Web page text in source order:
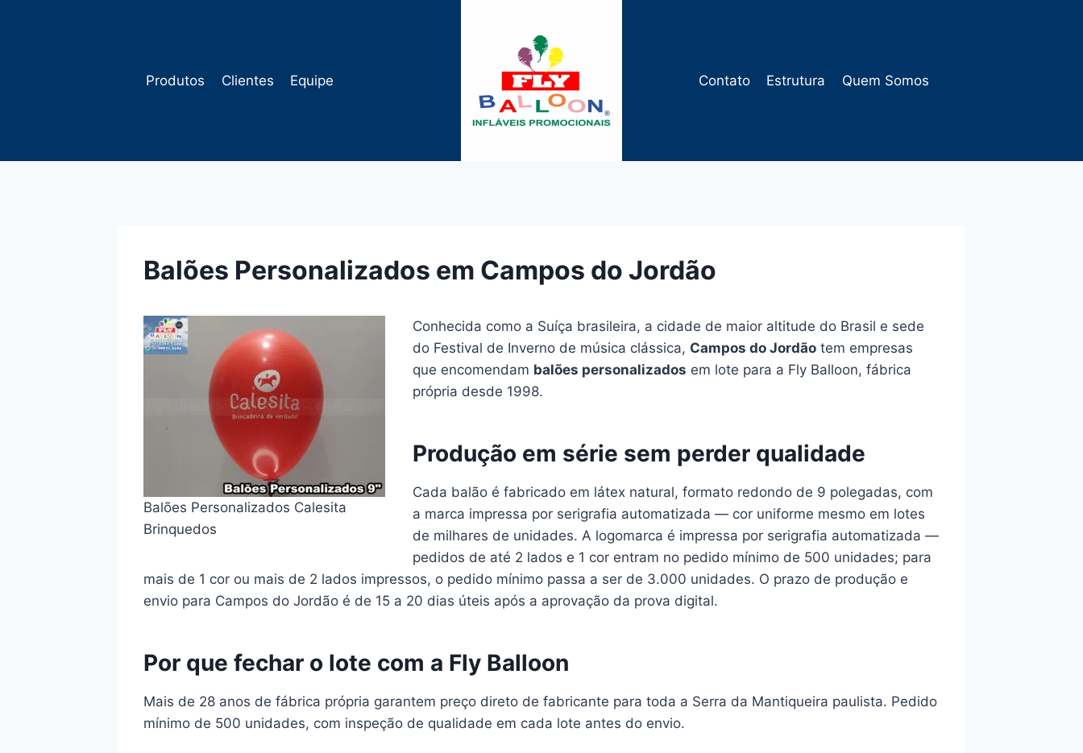
Produtos Clientes Equipe Contato Estrutura Quem Somos
Balões Personalizados em Campos do Jordão
Balões Personalizados Calesita
Brinquedos
Conhecida como a Suíça brasileira, a cidade de maior altitude do Brasil e sede
do Festival de Inverno de música clássica, Campos do Jordão tem empresas
que encomendam balões personalizados em lote para a Fly Balloon, fábrica
própria desde 1998.
Produção em série sem perder qualidade
Cada balão é fabricado em látex natural, formato redondo de 9 polegadas, com
a marca impressa por serigrafia automatizada — cor uniforme mesmo em lotes
de milhares de unidades. A logomarca é impressa por serigrafia automatizada —
pedidos de até 2 lados e 1 cor entram no pedido mínimo de 500 unidades; para
mais de 1 cor ou mais de 2 lados impressos, o pedido mínimo passa a ser de 3.000 unidades. O prazo de produção e
envio para Campos do Jordão é de 15 a 20 dias úteis após a aprovação da prova digital.
Por que fechar o lote com a Fly Balloon
Mais de 28 anos de fábrica própria garantem preço direto de fabricante para toda a Serra da Mantiqueira paulista. Pedido
mínimo de 500 unidades, com inspeção de qualidade em cada lote antes do envio.